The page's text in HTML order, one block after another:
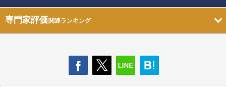
専門家評価関連ランキング